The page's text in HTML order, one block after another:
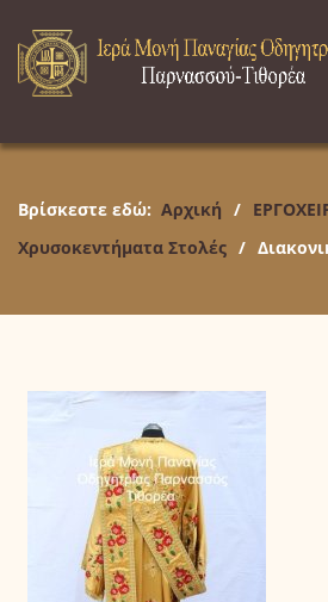
Βρίσκεστε εδώ: Αρχική /
Χρυσοκεντήματα Στολές /